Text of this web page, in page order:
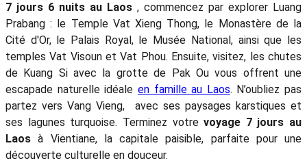
7 jours 6 nuits au Laos , commencez par explorer Luang
Prabang : le Temple Vat Xieng Thong, le Monastère de la
Cité d'Or, le Palais Royal, le Musée National, ainsi que les
temples Vat Visoun et Vat Phou. Ensuite, visitez, les chutes
de Kuang Si avec la grotte de Pak Ou vous offrent une
escapade naturelle idéale en famille au Laos. N’oubliez pas
partez vers Vang Vieng, avec ses paysages karstiques et
ses lagunes turquoise. Terminez votrevoyage 7 jours au
Laos à Vientiane, la capitale paisible, parfaite pour une
découverte culturelle en douceur.